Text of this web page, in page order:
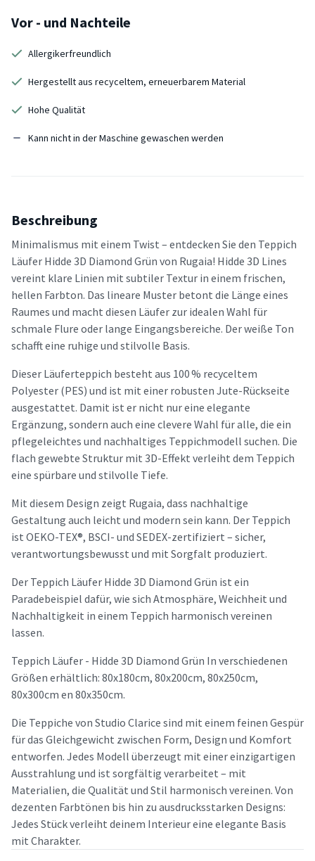
Vor - und Nachteile
Allergikerfreundlich
Hergestellt aus recyceltem, erneuerbarem Material
Hohe Qualität
Kann nicht in der Maschine gewaschen werden
Beschreibung
Minimalismus mit einem Twist – entdecken Sie den Teppich
Läufer Hidde 3D Diamond Grün von Rugaia! Hidde 3D Lines
vereint klare Linien mit subtiler Textur in einem frischen,
hellen Farbton. Das lineare Muster betont die Länge eines
Raumes und macht diesen Läufer zur idealen Wahl für
schmale Flure oder lange Eingangsbereiche. Der weiße Ton
schafft eine ruhige und stilvolle Basis.
Dieser Läuferteppich besteht aus 100 % recyceltem
Polyester (PES) und ist mit einer robusten Jute-Rückseite
ausgestattet. Damit ist er nicht nur eine elegante
Ergänzung, sondern auch eine clevere Wahl für alle, die ein
pflegeleichtes und nachhaltiges Teppichmodell suchen. Die
flach gewebte Struktur mit 3D-Effekt verleiht dem Teppich
eine spürbare und stilvolle Tiefe.
Mit diesem Design zeigt Rugaia, dass nachhaltige
Gestaltung auch leicht und modern sein kann. Der Teppich
ist OEKO-TEX®, BSCI- und SEDEX-zertifiziert – sicher,
verantwortungsbewusst und mit Sorgfalt produziert.
Der Teppich Läufer Hidde 3D Diamond Grün ist ein
Paradebeispiel dafür, wie sich Atmosphäre, Weichheit und
Nachhaltigkeit in einem Teppich harmonisch vereinen
lassen.
Teppich Läufer - Hidde 3D Diamond Grün In verschiedenen
Größen erhältlich: 80x180cm, 80x200cm, 80x250cm,
80x300cm en 80x350cm.
Die Teppiche von Studio Clarice sind mit einem feinen Gespür
für das Gleichgewicht zwischen Form, Design und Komfort
entworfen. Jedes Modell überzeugt mit einer einzigartigen
Ausstrahlung und ist sorgfältig verarbeitet – mit
Materialien, die Qualität und Stil harmonisch vereinen. Von
dezenten Farbtönen bis hin zu ausdrucksstarken Designs:
Jedes Stück verleiht deinem Interieur eine elegante Basis
mit Charakter.